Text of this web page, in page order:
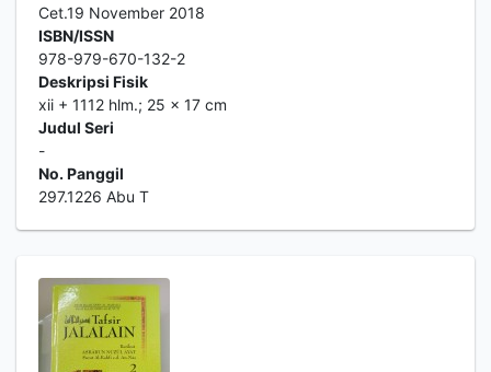
Cet.19 November 2018
ISBN/ISSN
978-979-670-132-2
Deskripsi Fisik
xii + 1112 hlm.; 25 x 17 cm
Judul Seri
-
No. Panggil
297.1226 Abu T